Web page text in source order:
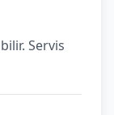
Servis